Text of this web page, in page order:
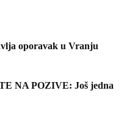
oporavak u Vranju
NA POZIVE: Još jedna